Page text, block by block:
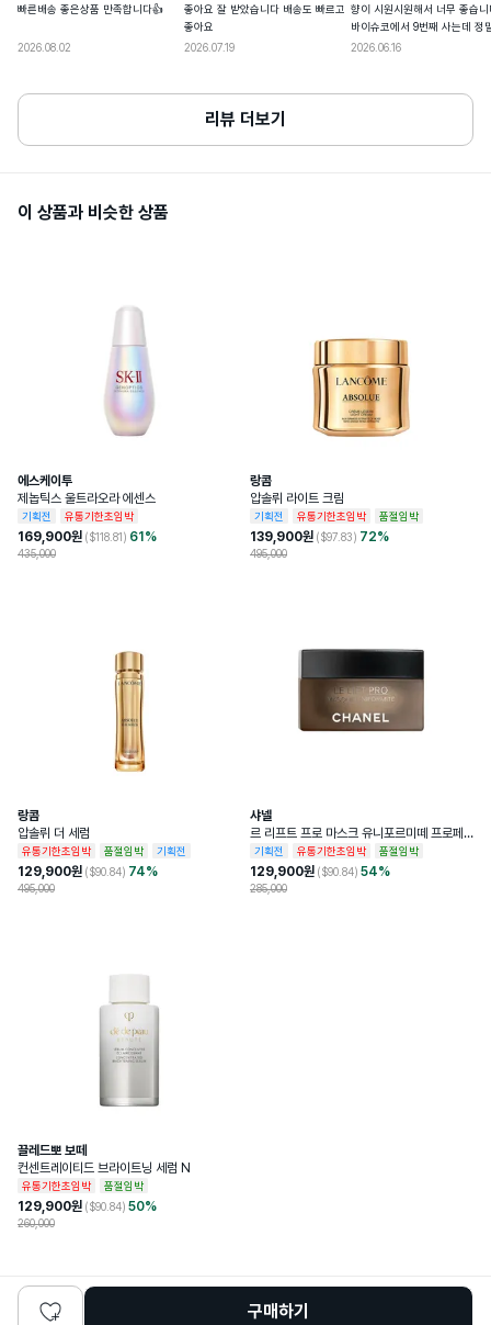
구매하기
위와 같은 이상이 있는 경우. 2.상처가 있는
곳 또는 습진 및 피부염 등의 이상이 있는
부위에는 사용을 하지 말 것.3.눈에 들어간
1800-0852
빠른배송 좋은상품 만족합니다👍
2026.08.02
좋아요 잘 받았습니다 배송도 빠르고
좋아요
2026.07.19
향이 시원시원해서 너무 좋습
바이슈코에서 9번째 사는데 정
에 듭니다!!
2026.06.16
리뷰 더보기
이 상품과 비슷한 상품
에스케이투
제놉틱스 울트라오라 에센스
기획전 유통기한초임박
169,900원 ($118.81) 61 %
435,000
랑콤
압솔뤼 라이트 크림
기획전 유통기한초임박 품절임박
139,900원 ($97.83) 72%
495,000
랑콤
압솔뤼 더 세럼
유통기한초임박 품절임박 기획전
129,900원 ($90.84) 74%
495,000
샤넬
르 리프트 프로 마스크 유니포르미떼 프로페
셔널 리프팅 마스크
기획전 유통기한초임박 품절임박
129,900원 ($90.84) 54%
285,000
끌레드뽀 보떼
컨센트레이티드 브라이트닝 세럼 N
유통기한초임박 품절임박
129,900원 ($90.84) 50%
260,000